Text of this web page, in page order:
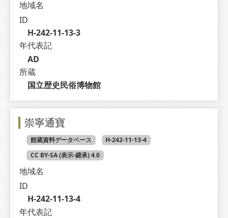
地域名
ID
H-242-11-13-3
年代表記
AD
所蔵
国立歴史民俗博物館
崇寧通寶
館蔵資料データベース
H-242-11-13-4
CC BY-SA (表示-継承) 4.0
地域名
ID
H-242-11-13-4
年代表記